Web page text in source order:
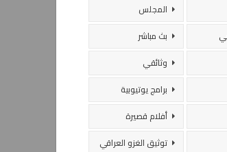
المجلس
بث مباشر
وثائقي
برامج يوتيوبية
أفلام قصيرة
توثيق الغزو العراقي